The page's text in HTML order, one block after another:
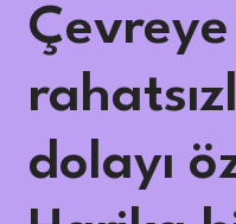
dolayı